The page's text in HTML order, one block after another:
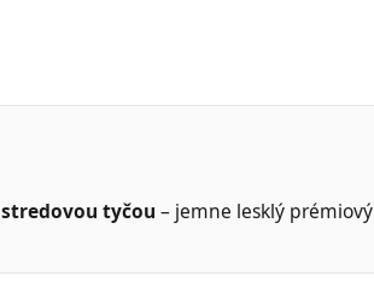
stredovou tyčou – jemne lesklý prémiový